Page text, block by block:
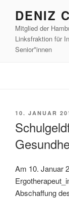
springen
DENIZ
Mitglied der
Linksfraktion für
Senior*innen
10. JANUAR
Am 10. Januar
Abschaffung